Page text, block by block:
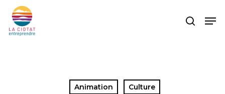
main
search
Animation Culture